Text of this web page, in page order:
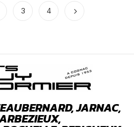
3 4
JARNAC,